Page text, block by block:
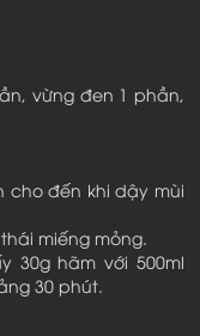
vừng đen 1 phần,
cho đến khi dậy mùi
miếng mỏng.
30g hãm với 500ml
30 phút.